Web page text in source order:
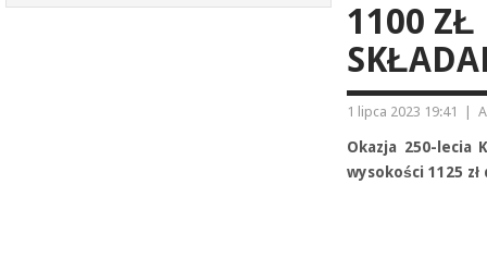
1100 ZŁ
1 lipca 2023 19:41
Okazja 250-lecia
wysokości 1125